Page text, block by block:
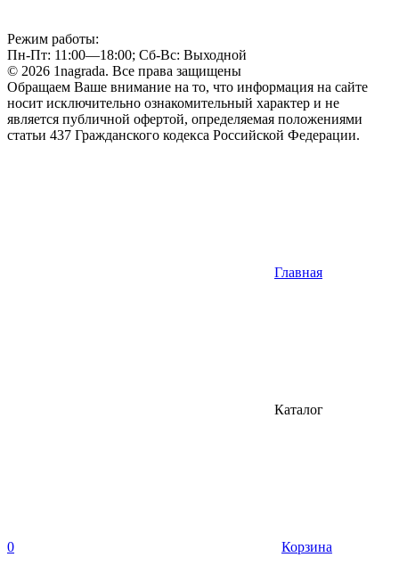
Режим работы:
Пн-Пт: 11:00—18:00; Сб-Вс: Выходной
© 2026 1nagrada. Все права защищены
Обращаем Ваше внимание на то, что информация на сайте
носит исключительно ознакомительный характер и не
является публичной офертой, определяемая положениями
статьи 437 Гражданского кодекса Российской Федерации.
Главная
Каталог
0 Корзина